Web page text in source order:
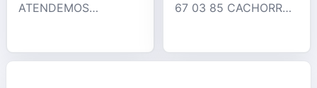
ATENDEMOS
COMPETITIVOS!!
67 03 85 CACHORROS
DISPONEMOS DE